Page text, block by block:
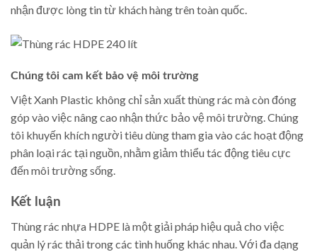
nhận được lòng tin từ khách hàng trên toàn quốc.
Chúng tôi cam kết bảo vệ môi trường
Việt Xanh Plastic không chỉ sản xuất thùng rác mà còn đóng
góp vào việc nâng cao nhận thức bảo vệ môi trường. Chúng
tôi khuyến khích người tiêu dùng tham gia vào các hoạt động
phân loại rác tại nguồn, nhằm giảm thiểu tác động tiêu cực
đến môi trường sống.
Kết luận
Thùng rác nhựa HDPE là một giải pháp hiệu quả cho việc
quản lý rác thải trong các tình huống khác nhau. Với đa dạng